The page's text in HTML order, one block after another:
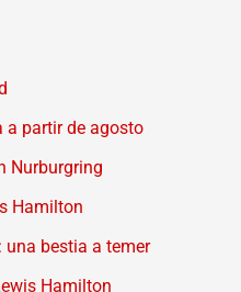
a partir de agosto
Nurburgring
Hamilton
una bestia a temer
Hamilton